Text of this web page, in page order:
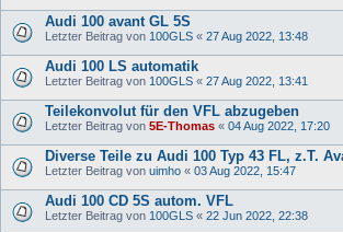
Audi 100 avant GL 5S
Letzter Beitrag von 100GLS « 27 Aug 2022, 13:48
Audi 100 LS automatik
Letzter Beitrag von 100GLS « 27 Aug 2022, 13:41
Teilekonvolut für den VFL abzugeben
Letzter Beitrag von 5E-Thomas « 04 Aug 2022, 17:20
Diverse Teile zu Audi 100 Typ 43 FL, z.T.
Letzter Beitrag von uimho « 03 Aug 2022, 15:47
Audi 100 CD 5S autom. VFL
Letzter Beitrag von 100GLS « 22 Jun 2022, 22:38